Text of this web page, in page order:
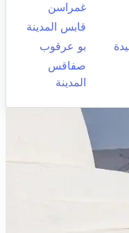
غمراسن
قابس المدينة
بو عرقوب
صفاقس
المدينة